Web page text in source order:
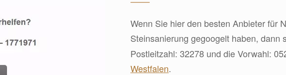
Wenn Sie hier den besten Anbieter für
Steinsanierung gegoogelt haben, dann
Postleitzahl: 32278 und die Vorwahl:
Westfalen.